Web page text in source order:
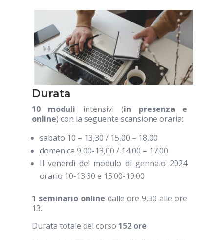
Durata
10 moduli intensivi (in presenza e
online) con la seguente scansione oraria:
sabato 10 – 13,30 / 15,00 – 18,00
domenica 9,00-13,00 / 14,00 – 17.00
Il venerdì del modulo di gennaio 2024
orario 10-13.30 e 15.00-19.00
1 seminario online dalle ore 9,30 alle ore
13.
Durata totale del corso 152 ore